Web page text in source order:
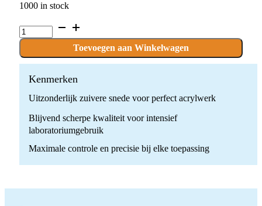
1000 in stock
C.79EQ.104.070
x
boor
quantity
Toevoegen aan Winkelwagen
Kenmerken
Uitzonderlijk zuivere snede voor perfect acrylwerk
Blijvend scherpe kwaliteit voor intensief
laboratoriumgebruik
Maximale controle en precisie bij elke toepassing